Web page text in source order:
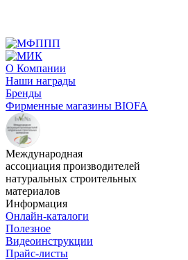
О Компании
Наши награды
Бренды
Фирменные магазины BIOFA
Международная
ассоциация производителей
натуральных строительных
материалов
Информация
Онлайн-каталоги
Полезное
Видеоинструкции
Прайс-листы